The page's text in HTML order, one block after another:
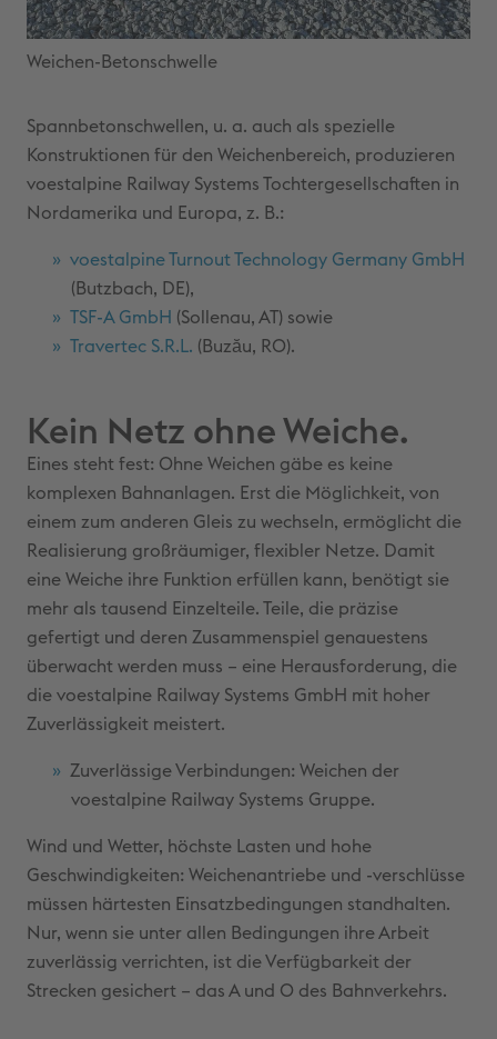
Weichen-Betonschwelle
Spannbetonschwellen, u. a. auch als spezielle
Konstruktionen für den Weichenbereich, produzieren
voestalpine Railway Systems Tochtergesellschaften in
Nordamerika und Europa, z. B.:
voestalpine Turnout Technology Germany GmbH
(Butzbach, DE),
TSF-A GmbH (Sollenau, AT) sowie
Travertec S.R.L. (Buzӑu, RO).
Kein Netz ohne Weiche.
Eines steht fest: Ohne Weichen gäbe es keine
komplexen Bahnanlagen. Erst die Möglichkeit, von
einem zum anderen Gleis zu wechseln, ermöglicht die
Realisierung großräumiger, flexibler Netze. Damit
eine Weiche ihre Funktion erfüllen kann, benötigt sie
mehr als tausend Einzelteile. Teile, die präzise
gefertigt und deren Zusammenspiel genauestens
überwacht werden muss – eine Herausforderung, die
die voestalpine Railway Systems GmbH mit hoher
Zuverlässigkeit meistert.
Zuverlässige Verbindungen: Weichen der
voestalpine Railway Systems Gruppe.
Wind und Wetter, höchste Lasten und hohe
Geschwindigkeiten: Weichenantriebe und -verschlüsse
müssen härtesten Einsatzbedingungen standhalten.
Nur, wenn sie unter allen Bedingungen ihre Arbeit
zuverlässig verrichten, ist die Verfügbarkeit der
Strecken gesichert – das A und O des Bahnverkehrs.